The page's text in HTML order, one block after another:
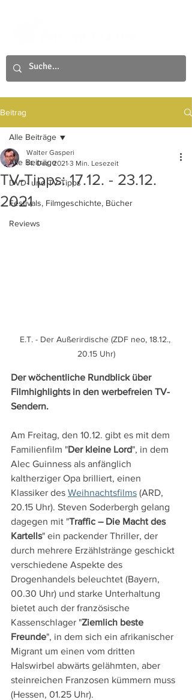
Beitrag
Alle Beiträge
DVD- und TV-Tipps
Festivals, Filmgeschichte, Bücher
Reviews
Alle Beiträge
TV-Tipps: 17.12. - 23.12.
2021
Walter Gasperi
14. Dez. 2021 3 Min. Lesezeit
E.T. - Der Außerirdische (ZDF neo, 18.12.,
20.15 Uhr)
Der wöchentliche Rundblick über
Filmhighlights in den werbefreien TV-
Sendern.
Am Freitag, den 10.12. gibt es mit dem
Familienfilm "Der kleine Lord", in dem
Alec Guinness als anfänglich
kaltherziger Opa brilliert, einen
Klassiker des Weihnachtsfilms (ARD,
20.15 Uhr). Steven Soderbergh gelang
dagegen mit "Traffic – Die Macht des
Kartells" ein packender Thriller, der
durch mehrere Erzählstränge geschickt
verschiedene Aspekte des
Drogenhandels beleuchtet (Bayern,
00.30 Uhr) und starke Unterhaltung
bietet auch der französische
Kassenschlager "Ziemlich beste
Freunde", in dem sich ein afrikanischer
Migrant um einen vom dritten
Halswirbel abwärts gelähmten, aber
steinreichen Franzosen kümmern muss
(Hessen, 01.25 Uhr).